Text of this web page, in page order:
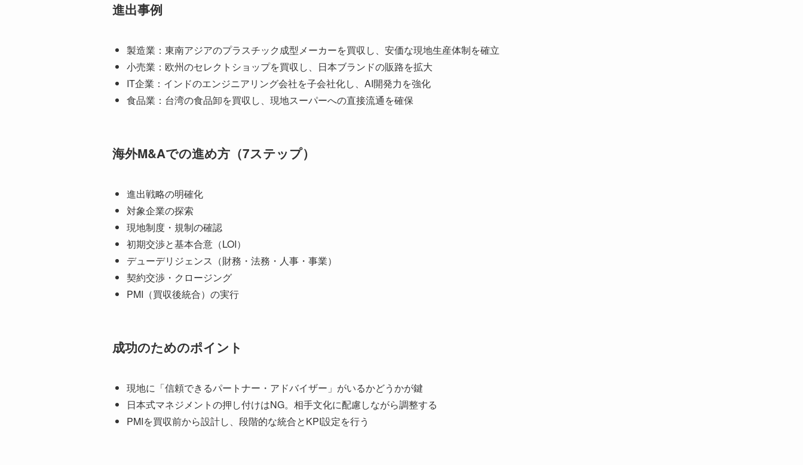
進出事例
製造業：東南アジアのプラスチック成型メーカーを買収し、安価な現地生産体制を確立
小売業：欧州のセレクトショップを買収し、日本ブランドの販路を拡大
IT企業：インドのエンジニアリング会社を子会社化し、AI開発力を強化
食品業：台湾の食品卸を買収し、現地スーパーへの直接流通を確保
海外M&Aでの進め方（7ステップ）
進出戦略の明確化
対象企業の探索
現地制度・規制の確認
初期交渉と基本合意（LOI）
デューデリジェンス（財務・法務・人事・事業）
契約交渉・クロージング
PMI（買収後統合）の実行
成功のためのポイント
現地に「信頼できるパートナー・アドバイザー」がいるかどうかが鍵
日本式マネジメントの押し付けはNG。相手文化に配慮しながら調整する
PMIを買収前から設計し、段階的な統合とKPI設定を行う